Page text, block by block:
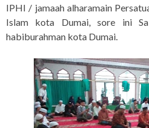
IPHI / jamaah alharamain
Islam kota Dumai, sore ini
habiburahman kota Dumai.